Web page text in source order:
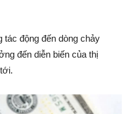
tác động đến dòng chảy
đến diễn biến của thị